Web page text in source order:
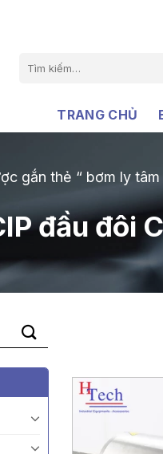
kiếm:
TRANG CHỦ
gắn thẻ “ bơm ly
đầu đôi